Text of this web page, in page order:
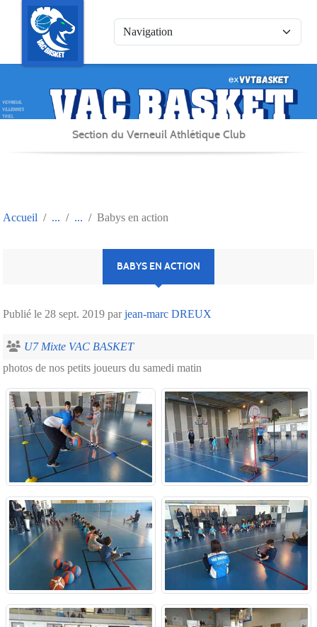
Section du Verneuil Athlétique Club
Accueil Babys en action
BABYS EN ACTION
Publié le 28 sept. 2019 parjean-marc DREUX
U7 Mixte VAC BASKET
photos de nos petits joueurs du samedi matin
Panneau de gestion des cookies